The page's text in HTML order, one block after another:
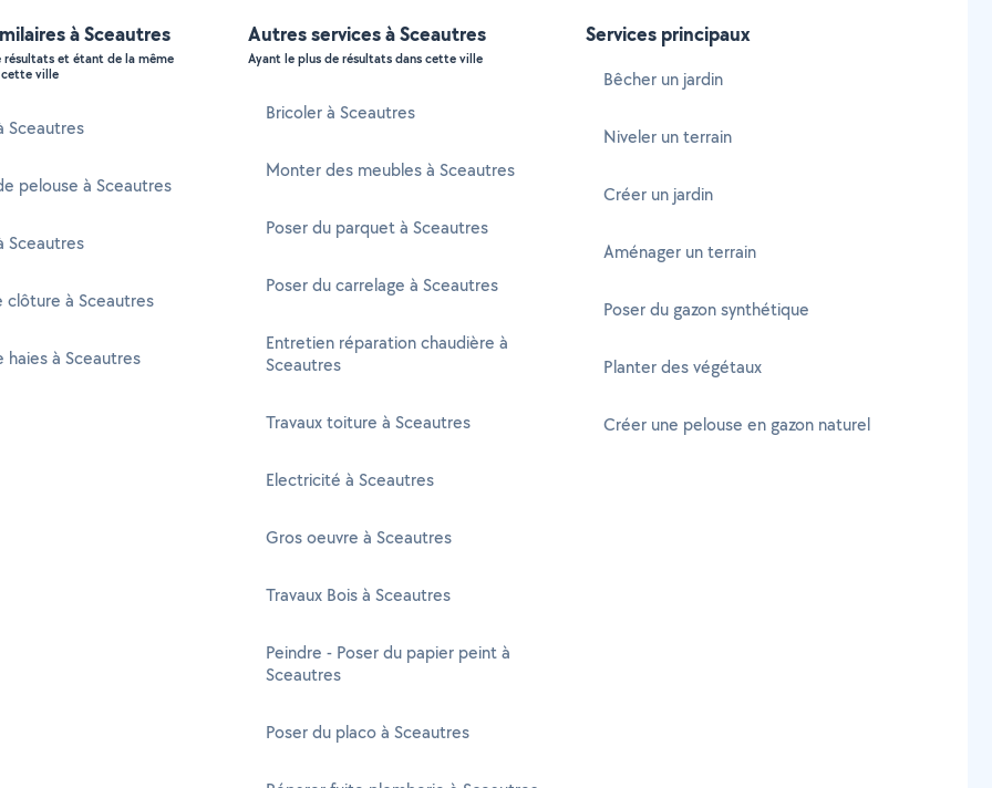
à Sceautres
résultats et étant de la même
ville
Sceautres
pelouse à Sceautres
Sceautres
clôture à Sceautres
haies à Sceautres
Autres services à Sceautres
Ayant le plus de résultats dans cette ville
Bricoler à Sceautres
Monter des meubles à Sceautres
Poser du parquet à Sceautres
Poser du carrelage à Sceautres
Entretien réparation chaudière à
Sceautres
Travaux toiture à Sceautres
Electricité à Sceautres
Gros oeuvre à Sceautres
Travaux Bois à Sceautres
Peindre - Poser du papier peint à
Sceautres
Poser du placo à Sceautres
Services principaux
Bêcher un jardin
Niveler un terrain
Créer un jardin
Aménager un terrain
Poser du gazon synthétique
Planter des végétaux
Créer une pelouse en gazon naturel